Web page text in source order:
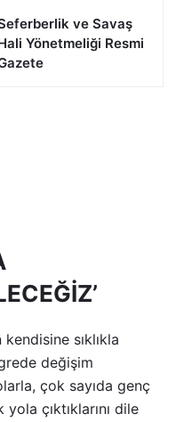
ve Savaş
Yönetmeliği Resmi
sıklıkla
değişim
çok sayıda genç
çıktıklarını dile